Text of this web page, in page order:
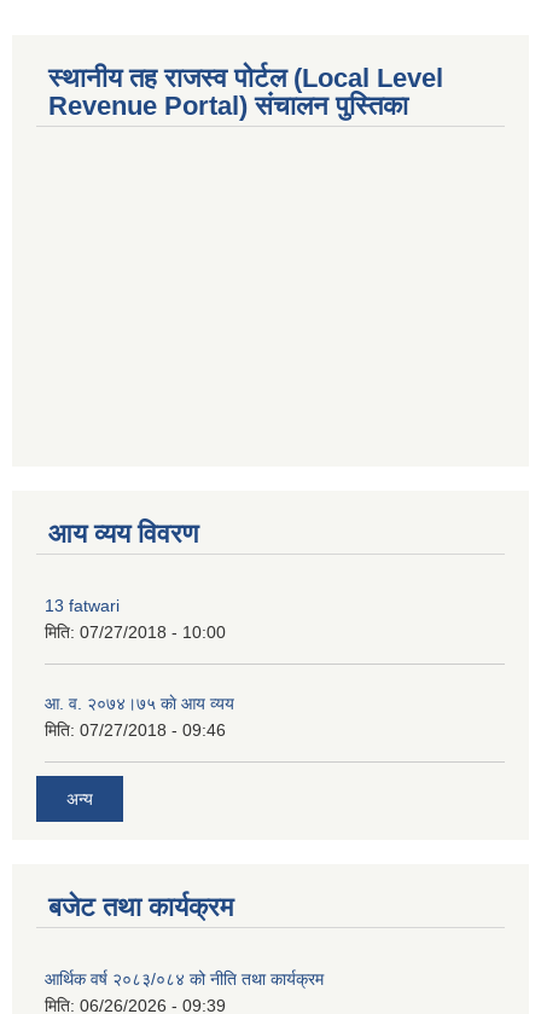
स्थानीय तह राजस्व पोर्टल (Local Level
Revenue Portal) संचालन पुस्तिका
आय व्यय विवरण
13 fatwari
मिति: 07/27/2018 - 10:00
आ‍. व. २०७४।७५ काे आय व्यय
मिति: 07/27/2018 - 09:46
अन्य
बजेट तथा कार्यक्रम
आर्थिक वर्ष २०८३/०८४ को नीति तथा कार्यक्रम
मिति: 06/26/2026 - 09:39